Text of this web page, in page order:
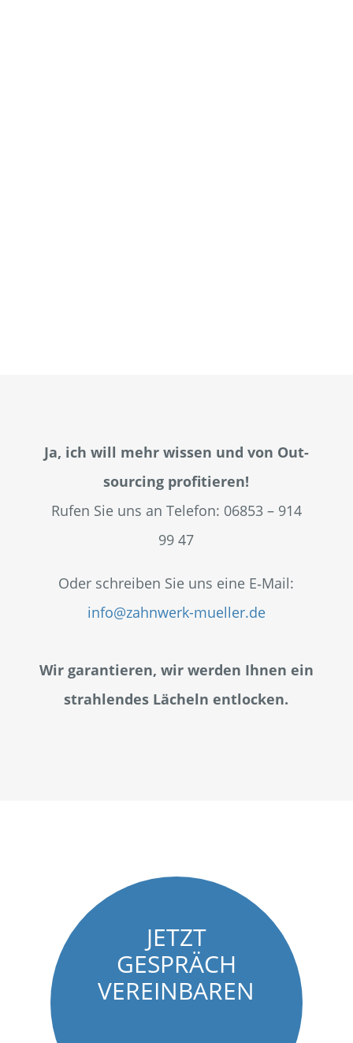
Ja, ich will mehr wis­sen und von Out­
sour­cing pro­fi­tie­ren!
Rufen Sie uns an Tele­fon: 06853 – 914
99 47
Oder schrei­ben Sie uns eine E‑Mail:
info@zahnwerk-mueller.de
Wir garan­tie­ren, wir wer­den Ihnen ein
strah­len­des Lächeln entlocken.
JETZT
GESPRÄCH
VEREINBAREN